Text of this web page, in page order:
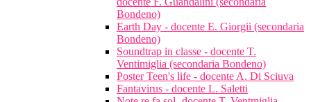
Bondeno)
Earth Day - docente E. Giorgii (secondaria
Bondeno)
Soundtrap in classe - docente T.
Ventimiglia (secondaria Bondeno)
Poster Teen's life - docente A. Di Sciuva
Fantavirus - docente L. Saletti